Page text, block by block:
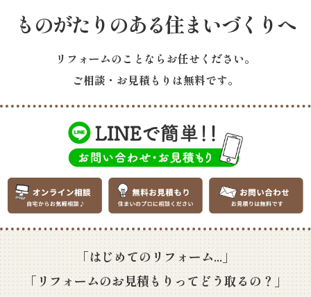
ものがたりのある住まいづくりへ
リフォームのことならお任せください。
ご相談・お見積もりは無料です。
「はじめてのリフォーム...」
「リフォームのお見積もりってどう取るの？」